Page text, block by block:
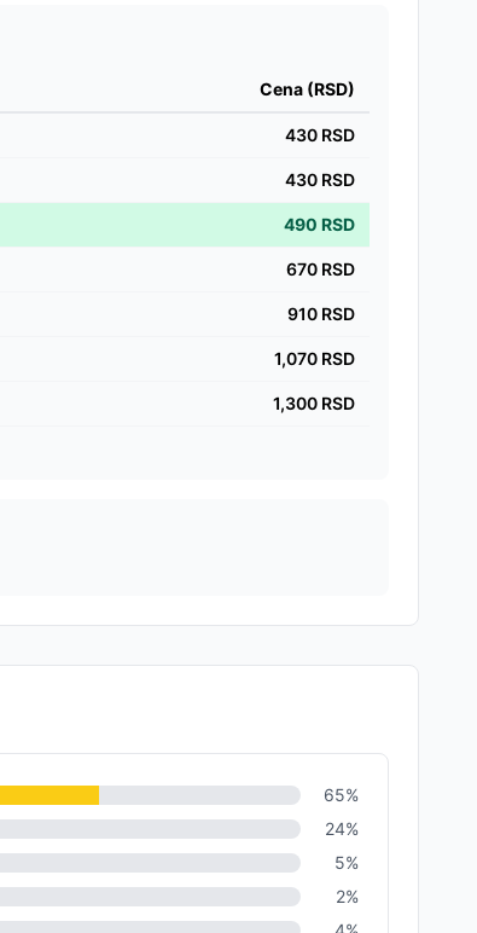
Cena (RSD)
430 RSD
430 RSD
490 RSD
670 RSD
910 RSD
1,070 RSD
1,300 RSD
65%
24%
5%
2%